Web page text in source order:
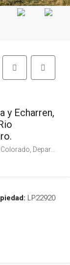
y Echarren,
Río Negro, Argentina
LP22920